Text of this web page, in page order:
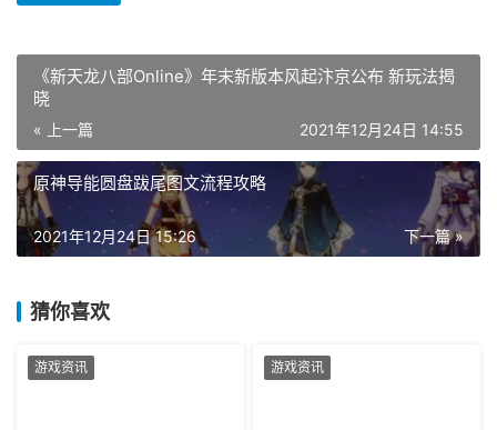
《新天龙八部Online》年末新版本风起汴京公布 新玩法揭
晓
« 上一篇 2021年12月24日 14:55
原神导能圆盘跋尾图文流程攻略
下一篇 »
2021年12月24日 15:26
猜你喜欢
游戏资讯 游戏资讯